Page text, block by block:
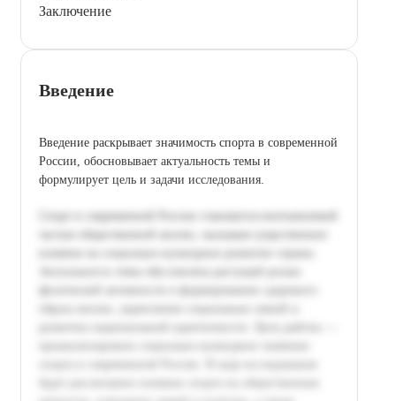
Заключение
Введение
Введение раскрывает значимость спорта в современной
России, обосновывает актуальность темы и
формулирует цель и задачи исследования.